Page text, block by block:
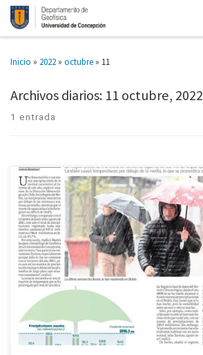
Inicio » 2022 » octubre » 11
Archivos diarios: 11 octubre, 2022
1 entrada